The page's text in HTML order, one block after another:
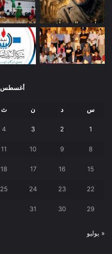
أغسطس 2026
س د ن ث
1
2
3
4
8
9
10
11
15
16
17
18
22
23
24
25
29
30
31
« يوليو